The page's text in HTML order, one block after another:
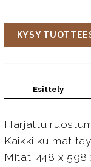
KYSY
Esittely
Harjattu
Kaikki kulmat
Mitat: 448 x 598